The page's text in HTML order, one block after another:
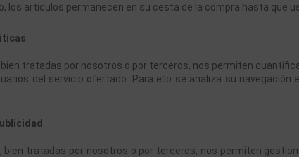
los artículos permanecen en su cesta de la compra hasta que
bien tratadas por nosotros o por terceros, nos permiten
del servicio ofertado. Para ello se analiza su
bien tratadas por nosotros o por terceros, nos permiten